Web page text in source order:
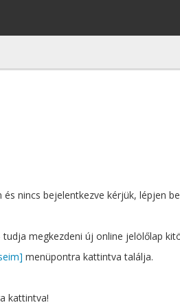
nincs bejelentkezve kérjük, lépjen
megkezdeni új online jelölőlap
menüpontra kattintva találja.
kattintva!